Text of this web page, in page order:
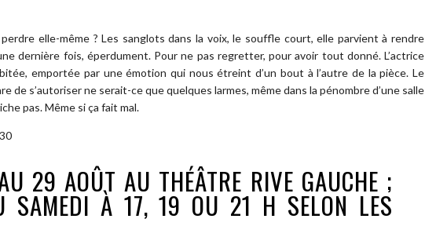
elle-même ? Les sanglots dans la voix, le souffle court, elle parvient à rendre
dernière fois, éperdument. Pour ne pas regretter, pour avoir tout donné. L’actrice
emportée par une émotion qui nous étreint d’un bout à l’autre de la pièce. Le
de s’autoriser ne serait-ce que quelques larmes, même dans la pénombre d’une salle
pas. Même si ça fait mal.
29 AOÛT AU THÉÂTRE RIVE GAUCHE ;
SAMEDI À 17, 19 OU 21 H SELON LES